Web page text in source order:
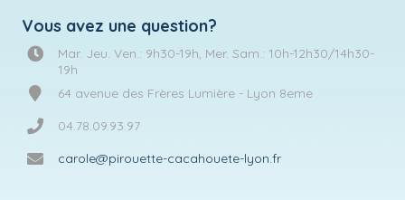
Vous avez une question?
Mar. Jeu. Ven.: 9h30-19h, Mer. Sam.: 10h-12h30/14h30-
19h
64 avenue des Frères Lumière - Lyon 8eme
04.78.09.93.97
carole@pirouette-cacahouete-lyon.fr